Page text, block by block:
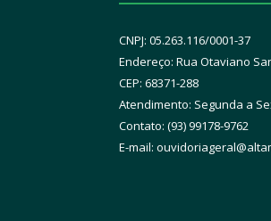
CNPJ: 05.263.116/0001-37
Endereço: Rua Otaviano
CEP: 68371-288
Atendimento: Segunda a
Contato: (93) 99178-9762
E-mail: